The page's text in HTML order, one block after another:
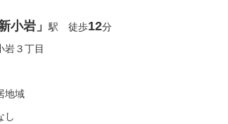
小岩」 駅 徒歩12分
岩３丁目
地域
し